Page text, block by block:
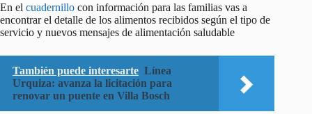
En el cuadernillo con información para las familias vas a
encontrar el detalle de los alimentos recibidos según el tipo de
servicio y nuevos mensajes de alimentación saludable
También puede interesarte Línea
Urquiza: avanza la licitación para
renovar un puente en Villa Bosch